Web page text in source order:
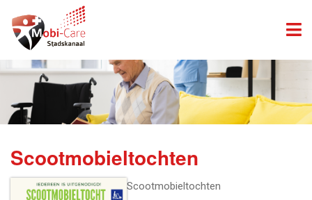
Scootmobieltochten
Scootmobieltochten